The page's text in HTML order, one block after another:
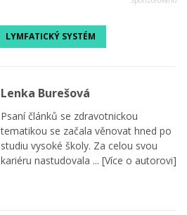
LYMFATICKÝ SYSTÉM
Lenka Burešová
Psaní článků se zdravotnickou
tematikou se začala věnovat hned po
studiu vysoké školy. Za celou svou
kariéru nastudovala ... [Více o autorovi]